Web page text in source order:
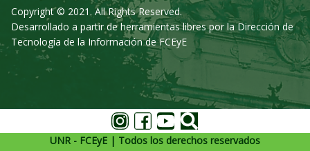
Copyright © 2021. All Rights Reserved.
Desarrollado a partir de herramientas libres por la Dirección de
Tecnología de la Información de FCEyE
UNR - FCEyE | Todos los derechos reservados